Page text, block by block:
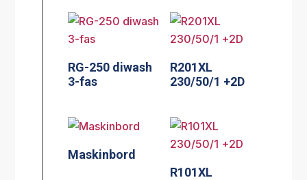
RG-250 diwash
3-fas
R201XL
230/50/1 +2D
Maskinbord
R101XL